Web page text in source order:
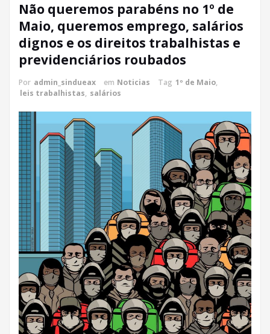
Não queremos parabéns no 1º de
Maio, queremos emprego, salários
dignos e os direitos trabalhistas e
previdenciários roubados
Por admin_sindueax em Noticias Tag 1º de Maio,
leis trabalhistas, salários